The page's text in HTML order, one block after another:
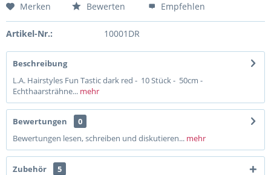
Merken Bewerten Empfehlen
Artikel-Nr.: 10001DR
Beschreibung
L.A. Hairstyles Fun Tastic dark red - 10 Stück - 50cm -
Echthaarsträhne... mehr
Bewertungen
0
Bewertungen lesen, schreiben und diskutieren... mehr
Zubehör 5